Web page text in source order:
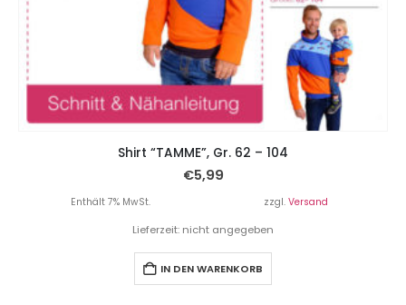
Shirt “TAMME”, Gr. 62 – 104
€5,99
Enthält 7% MwSt. zzgl. Versand
Lieferzeit: nicht angegeben
IN DEN WARENKORB